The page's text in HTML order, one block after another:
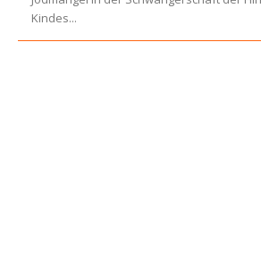
Kindes...